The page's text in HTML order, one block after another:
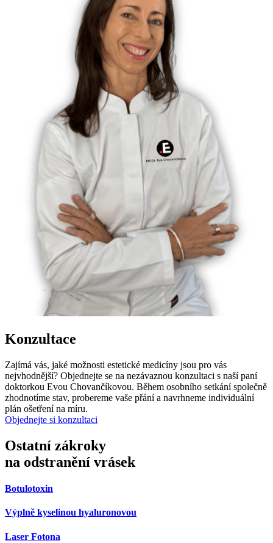
Konzultace
Zajímá vás, jaké možnosti estetické medicíny jsou pro vás
nejvhodnější? Objednejte se na nezávaznou konzultaci s naší paní
doktorkou Evou Chovančíkovou. Během osobního setkání společně
zhodnotíme stav, probereme vaše přání a navrhneme individuální
plán ošetření na míru.
Objednejte si konzultaci
Ostatní zákroky
na odstranění vrásek
Botulotoxin
Výplně kyselinou hyaluronovou
Laser Fotona